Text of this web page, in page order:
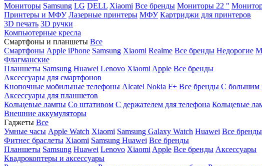
Мониторы Samsung LG DELL Xiaomi Все бренды Мониторы 22 "
Принтеры и МФУ Лазерные принтеры МФУ Картриджи для принтеров
3D печать 3D ручки
Компьютерные кресла
Смартфоны и планшеты Все
Смартфоны Apple iPhone Samsung Xiaomi Realme Все бренды Недорогие
Флагманские
Планшеты Samsung Huawei Lenovo Xiaomi Apple Все бренды
Аксессуары для смартфонов
Кнопочные мобильные телефоны Alcatel Nokia F+ Все бренды С большим
Аксессуары для планшетов
Кольцевые лампы Со штативом C держателем для телефона Кольцевые
Внешние аккумуляторы
Гаджеты Все
Умные часы Apple Watch Xiaomi Samsung Galaxy Watch Huawei Все бренды
Фитнес браслеты Xiaomi Samsung Huawei Все бренды
Планшеты Samsung Huawei Lenovo Xiaomi Apple Все бренды Аксессуары
Квадрокоптеры и аксессуары